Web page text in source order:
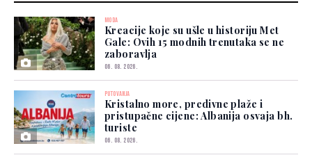
MODA
Kreacije koje su ušle u historiju Met
Gale: Ovih 15 modnih trenutaka se ne
zaboravlja
06. 08. 2026.
PUTOVANJA
Kristalno more, predivne plaže i
pristupačne cijene: Albanija osvaja bh.
turiste
06. 08. 2026.